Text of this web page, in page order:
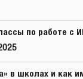
по работе с
в школах и как